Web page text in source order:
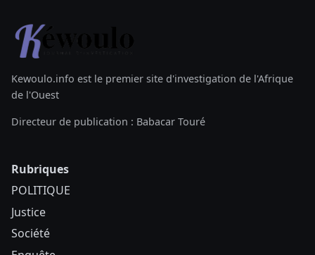
Kewoulo.info est le premier site d'investigation de l'Afrique
de l'Ouest
Directeur de publication : Babacar Touré
Rubriques
POLITIQUE
Justice
Société